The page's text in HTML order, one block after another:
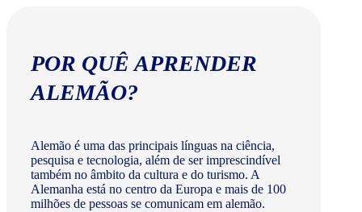
POR QUÊ APRENDER
ALEMÃO?
Alemão é uma das principais línguas na ciência,
pesquisa e tecnologia, além de ser imprescindível
também no âmbito da cultura e do turismo. A
Alemanha está no centro da Europa e mais de 100
milhões de pessoas se comunicam em alemão.